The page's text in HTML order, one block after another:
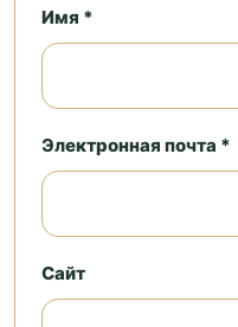
Имя *
Электронная почта *
Сайт